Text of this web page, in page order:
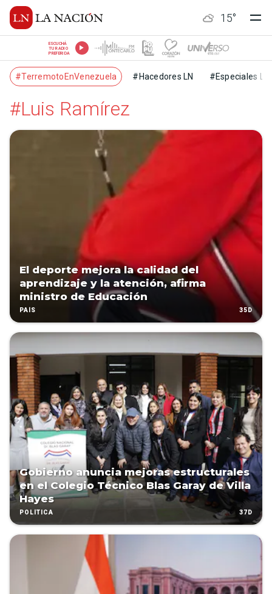
15°
ESCUCHÁ
TU RADIO
PREFERIDA
#TerremotoEnVenezuela #Hacedores LN #Especiales LN
#Luis Ramírez
El deporte mejora la calidad del
aprendizaje y la atención, afirma
ministro de Educación
PAÍS 35D
Gobierno anuncia mejoras estructurales
en el Colegio Técnico Blas Garay de Villa
Hayes
POLÍTICA 37D